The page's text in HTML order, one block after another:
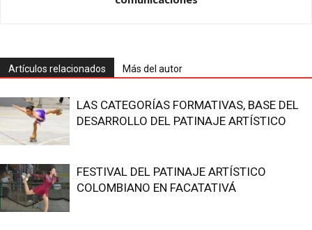
Artículos relacionados Más del autor
LAS CATEGORÍAS FORMATIVAS, BASE DEL
DESARROLLO DEL PATINAJE ARTÍSTICO
FESTIVAL DEL PATINAJE ARTÍSTICO
COLOMBIANO EN FACATATIVÁ